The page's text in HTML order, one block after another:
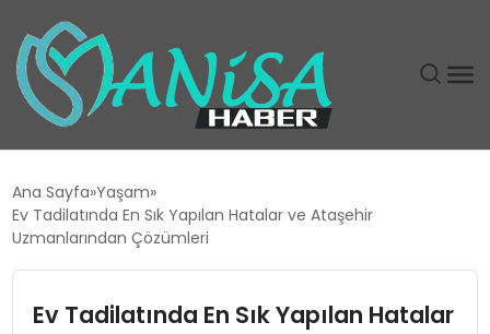
EĞITIM
Ana Sayfa Yaşam
Ev Tadilatında En Sık Yapılan Hatalar ve Ataşehir
Uzmanlarından Çözümleri
Ev Tadilatında En Sık Yapılan Hatalar